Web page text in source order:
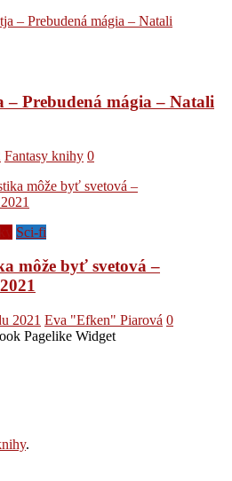
– Prebudená mágia – Natali
Fantasy knihy 0
Sci-fi
môže byť svetová –
2021 Eva "Efken" Piarová 0
.